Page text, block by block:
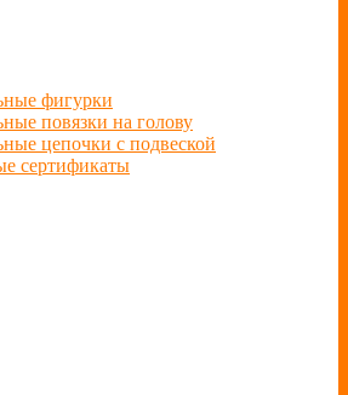
фигурки
повязки на голову
цепочки с подвеской
сертификаты